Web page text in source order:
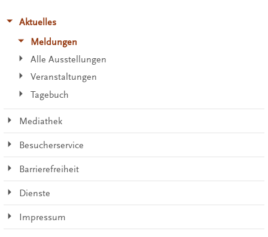
Aktuelles
Meldungen
Alle Ausstellungen
Veranstaltungen
Tagebuch
Mediathek
Besucherservice
Barrierefreiheit
Dienste
Impressum